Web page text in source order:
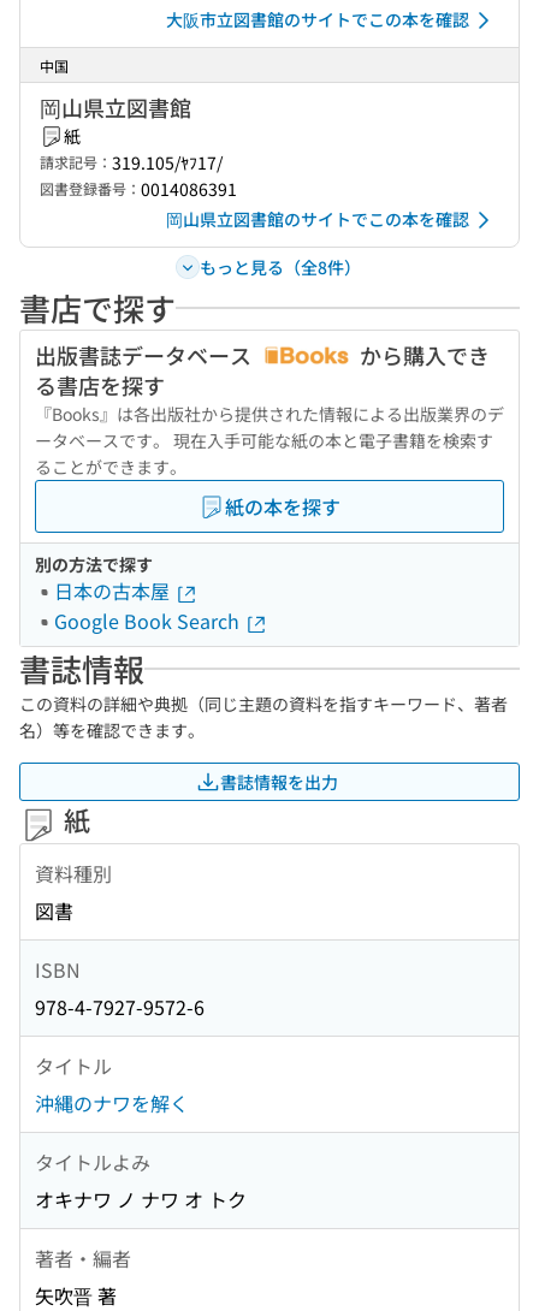
大阪市立図書館のサイトでこの本を確認
中国
岡山県立図書館
紙
請求記号： 319.105/ﾔﾌ17/
図書登録番号： 0014086391
岡山県立図書館のサイトでこの本を確認
もっと見る（全8件）
書店で探す
出版書誌データベース
から購入でき
る書店を探す
『Books』は各出版社から提供された情報による出版業界のデ
ータベースです。 現在入手可能な紙の本と電子書籍を検索す
ることができます。
紙の本を探す
別の方法で探す
日本の古本屋
Google Book Search
書誌情報
この資料の詳細や典拠（同じ主題の資料を指すキーワード、著者
名）等を確認できます。
書誌情報を出力
紙
資料種別
図書
ISBN
978-4-7927-9572-6
タイトル
沖縄のナワを解く
タイトルよみ
オキナワ ノ ナワ オ トク
著者・編者
矢吹晋 著